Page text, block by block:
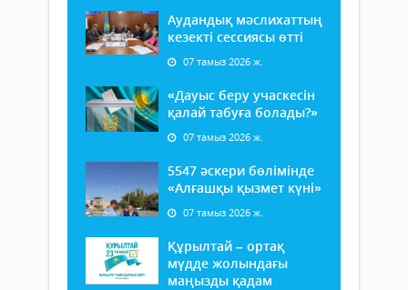
Аудандық мәслихаттың
кезекті сессиясы өтті
07 тамыз 2026 ж.
«Дауыс беру учаскесін
қалай табуға болады?»
07 тамыз 2026 ж.
5547 әскери бөлімінде
«Алғашқы қызмет күні»
07 тамыз 2026 ж.
Құрылтай – ортақ
мүдде жолындағы
маңызды қадам